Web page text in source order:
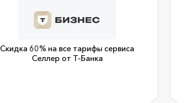
Скидка 60% на все тарифы сервиса
Селлер от Т-Банка